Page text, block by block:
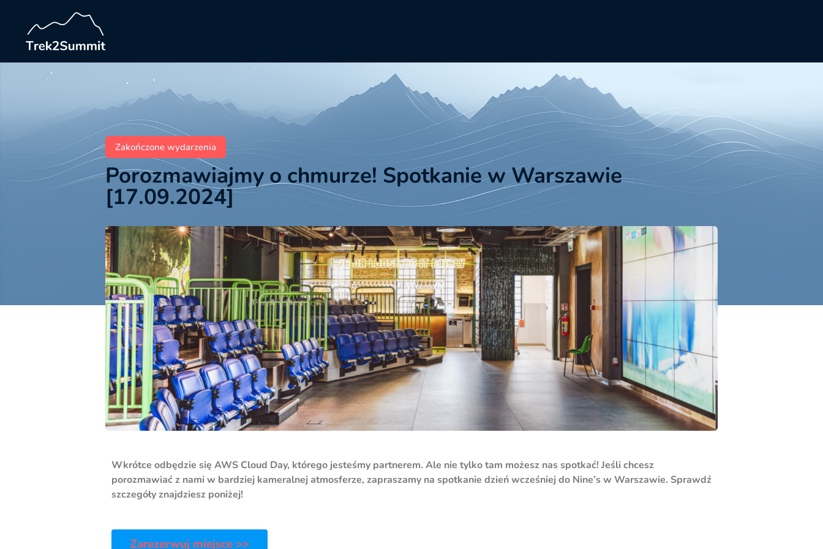
Zakończone wydarzenia
Porozmawiajmy o chmurze! Spotkanie w Warszawie
[17.09.2024]
Wkrótce odbędzie się AWS Cloud Day, którego jesteśmy partnerem. Ale nie tylko tam możesz nas spotkać! Jeśli chcesz
porozmawiać z nami w bardziej kameralnej atmosferze, zapraszamy na spotkanie dzień wcześniej do Nine’s w Warszawie. Sprawdź
szczegóły znajdziesz poniżej!
Zarezerwuj miejsce >>